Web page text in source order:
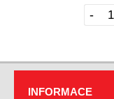
-
INFORMACE